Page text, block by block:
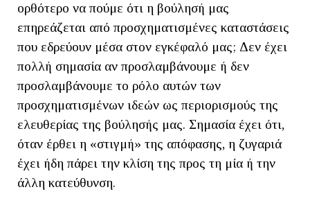
ορθότερο να πούμε ότι η βούλησή μας
επηρεάζεται από προσχηματισμένες καταστάσεις
που εδρεύουν μέσα στον εγκέφαλό μας; Δεν έχει
πολλή σημασία αν προσλαμβάνουμε ή δεν
προσλαμβάνουμε το ρόλο αυτών των
προσχηματισμένων ιδεών ως περιορισμούς της
ελευθερίας της βούλησής μας. Σημασία έχει ότι,
όταν έρθει η «στιγμή» της απόφασης, η ζυγαριά
έχει ήδη πάρει την κλίση της προς τη μία ή την
άλλη κατεύθυνση.